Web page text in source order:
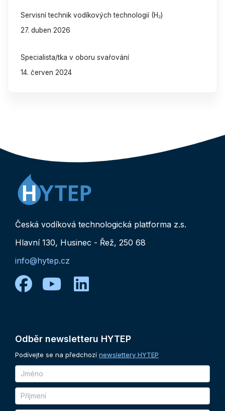
Servisní technik vodíkových technologií (H₂)
27. duben 2026
Specialista/tka v oboru svařování
14. červen 2024
Česká vodíková technologická platforma z.s.
Hlavní 130, Husinec - Řež, 250 68
info@hytep.cz
facebook
youtube
linkedin
Odběr newsletteru HYTEP
Podívejte se na předchozí newslettery HYTEP